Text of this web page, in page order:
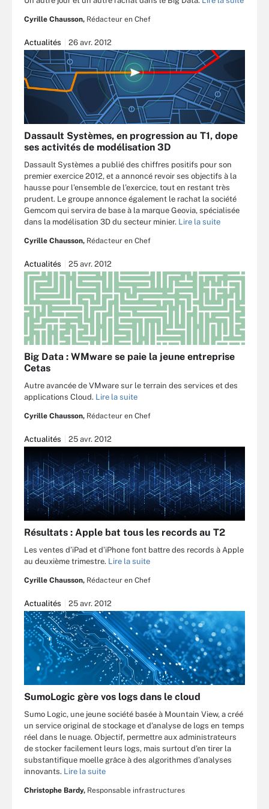
Cyrille Chausson, Rédacteur en Chef
Actualités 26 avr. 2012
Dassault Systèmes, en progression au T1, dope
ses activités de modélisation 3D
Dassault Systèmes a publié des chiffres positifs pour son
premier exercice 2012, et a annoncé revoir ses objectifs à la
hausse pour l’ensemble de l’exercice, tout en restant très
prudent. Le groupe annonce également le rachat la société
Gemcom qui servira de base à la marque Geovia, spécialisée
dans la modélisation 3D du secteur minier. Lire la suite
Cyrille Chausson, Rédacteur en Chef
Actualités 25 avr. 2012
Big Data : WMware se paie la jeune entreprise
Cetas
Autre avancée de VMware sur le terrain des services et des
applications Cloud. Lire la suite
Cyrille Chausson, Rédacteur en Chef
Actualités 25 avr. 2012
Résultats : Apple bat tous les records au T2
Les ventes d’iPad et d’iPhone font battre des records à Apple
au deuxième trimestre. Lire la suite
Cyrille Chausson, Rédacteur en Chef
Actualités 25 avr. 2012
SumoLogic gère vos logs dans le cloud
Sumo Logic, une jeune société basée à Mountain View, a créé
un service original de stockage et d’analyse de logs en temps
réel dans le nuage. Objectif, permettre aux administrateurs
de stocker facilement leurs logs, mais surtout d’en tirer la
substantifique moelle grâce à des algorithmes d’analyses
innovants. Lire la suite
Christophe Bardy, Responsable infrastructures